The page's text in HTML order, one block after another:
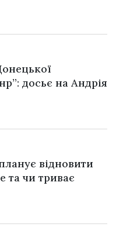
досьє на Андрія
відновити
та чи триває